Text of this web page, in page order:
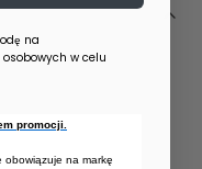
na
w celu
promocji.
obowiązuje na markę